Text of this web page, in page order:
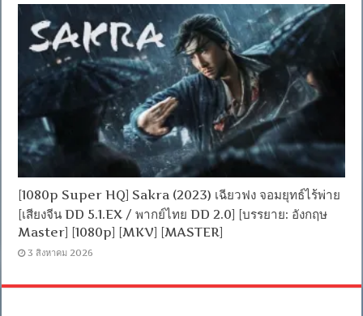
[1080p Super HQ] Sakra (2023) เฉียวฟง จอมยุทธ์ไร้พ่าย
[เสียงจีน DD 5.1.EX / พากย์ไทย DD 2.0] [บรรยาย: อังกฤษ
Master] [1080p] [MKV] [MASTER]
3 สิงหาคม 2026